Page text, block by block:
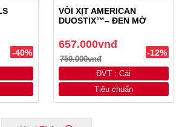
-40%
VÒI XỊT AMERICAN
DUOSTIX™– ĐEN MỜ
657.000vnđ
750.000vnđ
-12%
ĐVT : Cái
Tiêu chuẩn